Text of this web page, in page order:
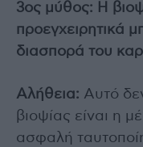
3ος μύθος: Η
προεγχειρητικά
διασπορά του
Αλήθεια: Αυτό
βιοψίας είναι η
ασφαλή